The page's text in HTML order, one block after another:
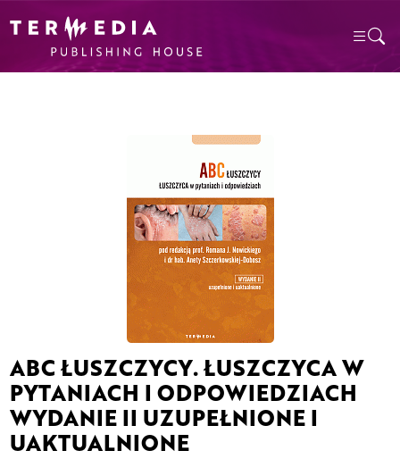
ABC ŁUSZCZYCY. ŁUSZCZYCA W
PYTANIACH I ODPOWIEDZIACH
WYDANIE II UZUPEŁNIONE I
UAKTUALNIONE